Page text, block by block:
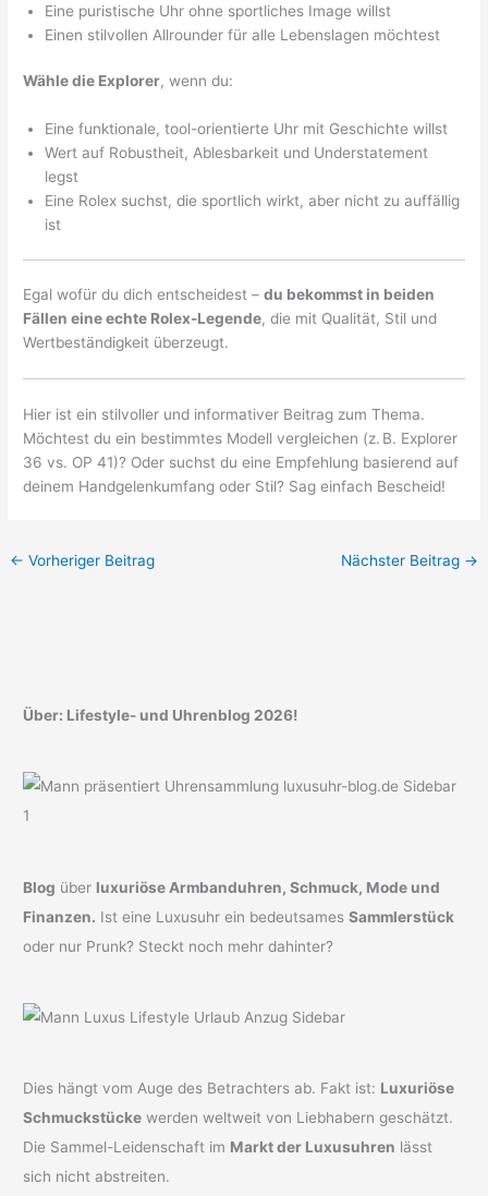
Eine puristische Uhr ohne sportliches Image willst
Einen stilvollen Allrounder für alle Lebenslagen möchtest
Wähle die Explorer, wenn du:
Eine funktionale, tool-orientierte Uhr mit Geschichte willst
Wert auf Robustheit, Ablesbarkeit und Understatement
legst
Eine Rolex suchst, die sportlich wirkt, aber nicht zu auffällig
ist
Egal wofür du dich entscheidest –du bekommst in beiden
Fällen eine echte Rolex-Legende, die mit Qualität, Stil und
Wertbeständigkeit überzeugt.
Hier ist ein stilvoller und informativer Beitrag zum Thema.
Möchtest du ein bestimmtes Modell vergleichen (z. B. Explorer
36 vs. OP 41)? Oder suchst du eine Empfehlung basierend auf
deinem Handgelenkumfang oder Stil? Sag einfach Bescheid!
← Vorheriger Beitrag Nächster Beitrag →
Über: Lifestyle- und Uhrenblog 2026!
Blog über luxuriöse Armbanduhren, Schmuck, Mode und
Finanzen. Ist eine Luxusuhr ein bedeutsamesSammlerstück
oder nur Prunk? Steckt noch mehr dahinter?
Dies hängt vom Auge des Betrachters ab. Fakt ist: Luxuriöse
Schmuckstücke werden weltweit von Liebhabern geschätzt.
Die Sammel-Leidenschaft im Markt der Luxusuhren lässt
sich nicht abstreiten.